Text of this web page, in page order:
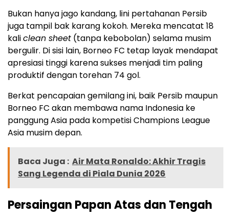
Bukan hanya jago kandang, lini pertahanan Persib
juga tampil bak karang kokoh. Mereka mencatat 18
kaliclean sheet (tanpa kebobolan) selama musim
bergulir. Di sisi lain, Borneo FC tetap layak mendapat
apresiasi tinggi karena sukses menjadi tim paling
produktif dengan torehan 74 gol.
Berkat pencapaian gemilang ini, baik Persib maupun
Borneo FC akan membawa nama Indonesia ke
panggung Asia pada kompetisi Champions League
Asia musim depan.
Baca Juga : Air Mata Ronaldo: Akhir Tragis
Sang Legenda di Piala Dunia 2026
Persaingan Papan Atas dan Tengah